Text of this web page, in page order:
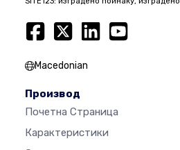
Macedonian
Производ
Почетна Страница
Карактеристики